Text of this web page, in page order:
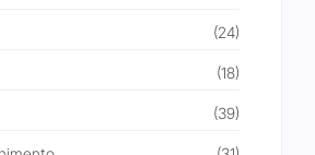
(24)
(18)
(39)